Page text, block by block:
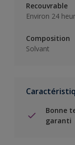
Recouvrable
Environ 24
Composition
Solvant
Bonne
garanti